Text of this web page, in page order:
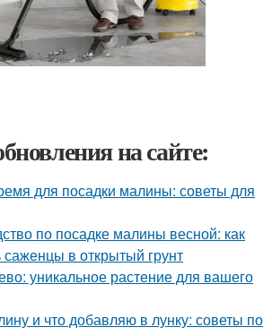
на сайте:
для посадки малины: советы для
по посадке малины весной: как
в открытый грунт
уникальное растение для вашего
и что добавляю в лунку: советы по